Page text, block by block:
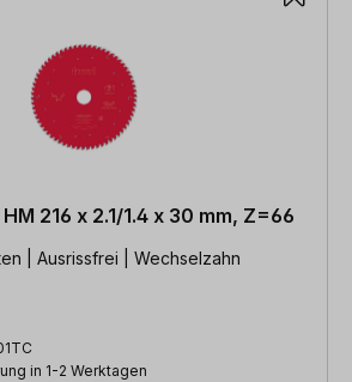
216 x 2.1/1.4 x 30 mm, Z=66
| Ausrissfrei | Wechselzahn
in 1-2 Werktagen